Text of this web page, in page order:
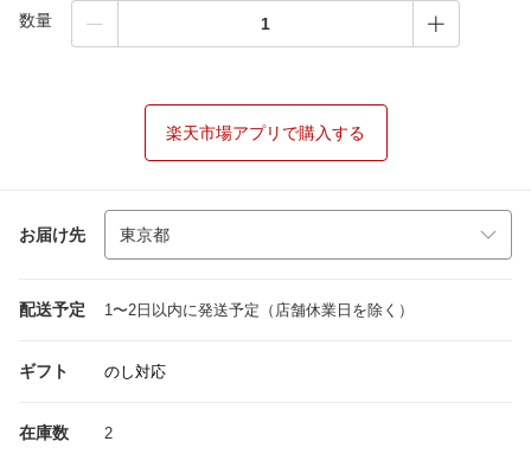
数量
楽天市場アプリで購入する
お届け先
配送予定 1〜2日以内に発送予定（店舗休業日を除く）
ギフト のし対応
在庫数 2